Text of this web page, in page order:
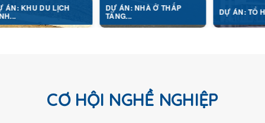
LỊCH DỰ ÁN: NHÀ Ở THẤP DỰ ÁN: TỔ HỢP Y TẾ...
CƠ HỘI NGHỀ NGHIỆP